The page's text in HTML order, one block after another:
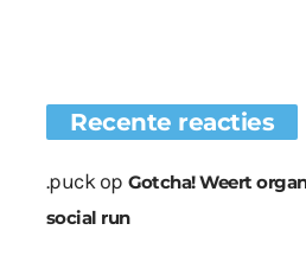
Recente reacties
.puckop Gotcha! Weert
social run